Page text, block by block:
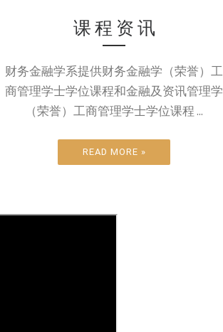
课 程 资 讯
财务金融学系提供财务金融学（荣誉）工
商管理学士学位课程和金融及资讯管理学
（荣誉）工商管理学士学位课程 ...
READ MORE »